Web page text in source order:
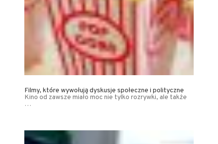
Filmy, które wywołują dyskusje społeczne i polityczne
Kino od zawsze miało moc nie tylko rozrywki, ale także
…